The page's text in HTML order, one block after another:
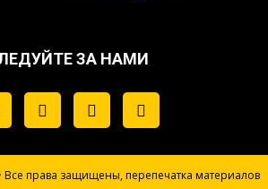
ЗА НАМИ
Все права защищены, перепечатка материалов